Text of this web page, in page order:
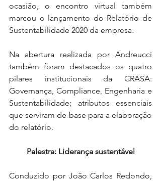
ocasião, o encontro virtual também
marcou o lançamento do Relatório de
Sustentabilidade 2020 da empresa.
Na abertura realizada por Andreucci
também foram destacados os quatro
pilares institucionais da CRASA:
Governança, Compliance, Engenharia e
Sustentabilidade; atributos essenciais
que serviram de base para a elaboração
do relatório.
Palestra: Liderança sustentável
Conduzido por João Carlos Redondo,